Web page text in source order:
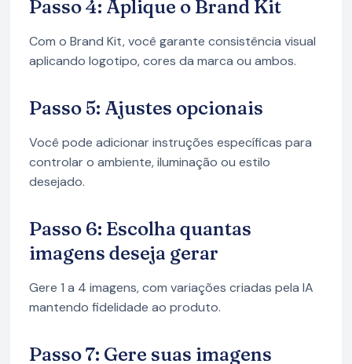
Passo 4: Aplique o Brand Kit
Com o Brand Kit, você garante consistência visual
aplicando logotipo, cores da marca ou ambos.
Passo 5: Ajustes opcionais
Você pode adicionar instruções específicas para
controlar o ambiente, iluminação ou estilo
desejado.
Passo 6: Escolha quantas
imagens deseja gerar
Gere 1 a 4 imagens, com variações criadas pela IA
mantendo fidelidade ao produto.
Passo 7: Gere suas imagens